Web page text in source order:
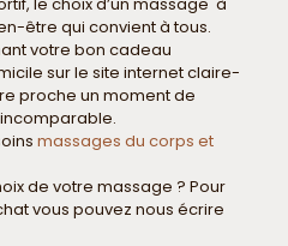
être qui convient à tous.
votre bon cadeau
sur le site internet claire-
proche un moment de
massages du corps et
de votre massage ? Pour
vous pouvez nous écrire